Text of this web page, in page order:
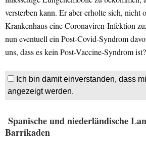
versterben kann. Er aber erholte sich, nicht
Krankenhaus eine Coronaviren-Infektion
nun eventuell ein Post-Covid-Syndrom
uns, dass es kein Post-Vaccine-Syndrom ist?
Ich bin damit einverstanden, dass
angezeigt werden.
Spanische und niederländische
Barrikaden